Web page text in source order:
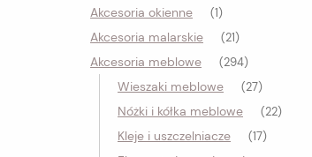
Akcesoria okienne (1)
Akcesoria malarskie (21)
Akcesoria meblowe (294)
Wieszaki meblowe (27)
Nóżki i kółka meblowe (22)
Kleje i uszczelniacze (17)